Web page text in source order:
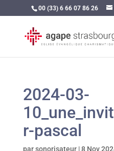
00 (33) 6 66 07 86 26
2024-03-
r-pascal
parsonorisateur|8 Nov